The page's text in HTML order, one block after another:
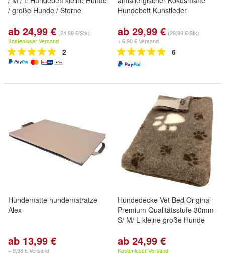
/ große Hunde / Sterne
ab 24,99 € (24,99 €/Stk)
Kostenloser Versand
2
Hundebett Kunstleder
ab 29,99 € (29,99 €/Stk)
+ 6,90 € Versand
6
Hundematte hundematratze
Alex
ab 13,99 €
+ 9,98 € Versand
Hundedecke Vet Bed Original
Premium Qualitätsstufe 30mm
S/ M/ L kleine große Hunde
ab 24,99 €
Kostenloser Versand